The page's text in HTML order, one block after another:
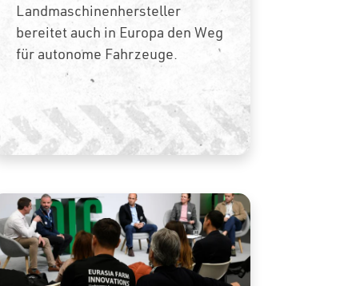
Landmaschinenhersteller
bereitet auch in Europa den Weg
für autonome Fahrzeuge.